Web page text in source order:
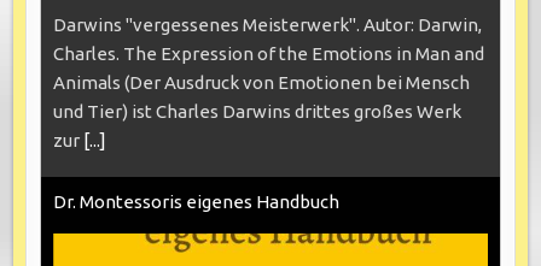
Darwins "vergessenes Meisterwerk". Autor: Darwin,
Charles. The Expression of the Emotions in Man and
Animals (Der Ausdruck von Emotionen bei Mensch
und Tier) ist Charles Darwins drittes großes Werk
zur [...]
Dr. Montessoris eigenes Handbuch